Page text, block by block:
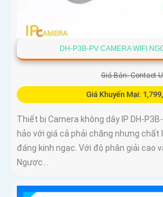
DH-P3B-PV CAMERA WIFI
Giá Bán: Contact
Giá Khuyến Mại:
Thiết bị Camera không dây IP DH-
hảo với giá cả phải chăng nhưng chất
đáng kinh ngạc. Với độ phân giải cao
Ngược...